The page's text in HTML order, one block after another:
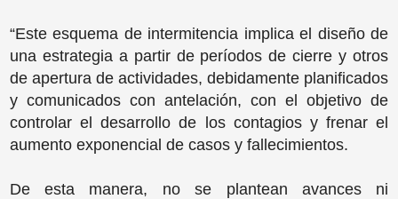
“Este esquema de intermitencia implica el diseño de
una estrategia a partir de períodos de cierre y otros
de apertura de actividades, debidamente planificados
y comunicados con antelación, con el objetivo de
controlar el desarrollo de los contagios y frenar el
aumento exponencial de casos y fallecimientos.
De esta manera, no se plantean avances ni